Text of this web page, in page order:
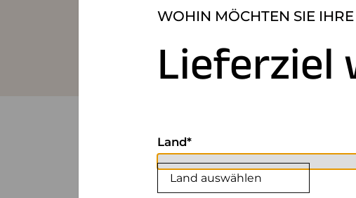
WOHIN MÖCHTEN SIE
Lieferziel
Land auswählen
Land